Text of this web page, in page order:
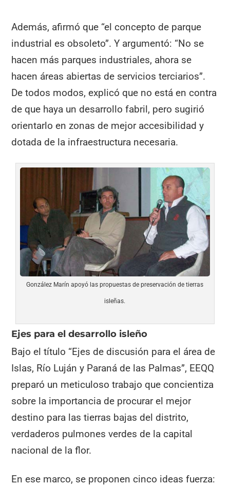
Además, afirmó que “el concepto de parque
industrial es obsoleto”. Y argumentó: “No se
hacen más parques industriales, ahora se
hacen áreas abiertas de servicios terciarios”.
De todos modos, explicó que no está en contra
de que haya un desarrollo fabril, pero sugirió
orientarlo en zonas de mejor accesibilidad y
dotada de la infraestructura necesaria.
González Marín apoyó las propuestas de preservación de tierras
isleñas.
Ejes para el desarrollo isleño
Bajo el título “Ejes de discusión para el área de
Islas, Río Luján y Paraná de las Palmas”, EEQQ
preparó un meticuloso trabajo que concientiza
sobre la importancia de procurar el mejor
destino para las tierras bajas del distrito,
verdaderos pulmones verdes de la capital
nacional de la flor.
En ese marco, se proponen cinco ideas fuerza: